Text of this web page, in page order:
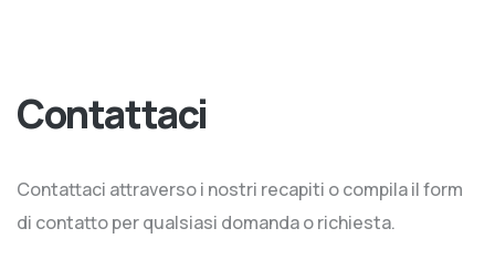
Contattaci
Contattaci attraverso i nostri recapiti o compila il form
di contatto per qualsiasi domanda o richiesta.